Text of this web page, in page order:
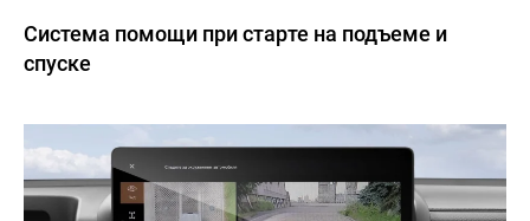
Система помощи при старте на подъеме и
спуске